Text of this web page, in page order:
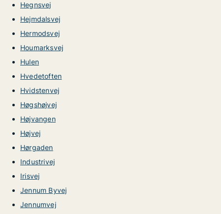
Hegnsvej
Hejmdalsvej
Hermodsvej
Houmarksvej
Hulen
Hvedetoften
Hvidstenvej
Høgshøjvej
Højvangen
Højvej
Hørgaden
Industrivej
Irisvej
Jennum Byvej
Jennumvej